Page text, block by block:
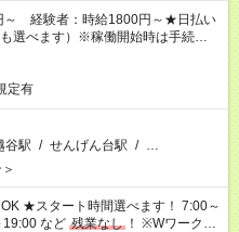
～ 経験者：時給1800円～★日払い
選べます）※稼働開始時は手続き完
。
定有
谷駅 / せんげん台駅 / …
～
など 残業なし ！ ※Wワークの